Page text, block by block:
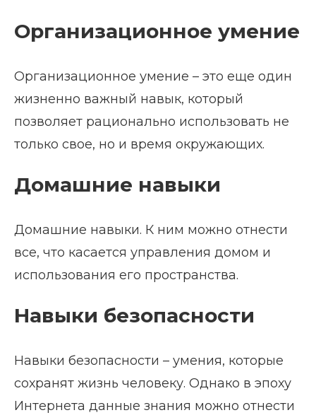
Организационное умение
Организационное умение – это еще один
жизненно важный навык, который
позволяет рационально использовать не
только свое, но и время окружающих.
Домашние навыки
Домашние навыки. К ним можно отнести
все, что касается управления домом и
использования его пространства.
Навыки безопасности
Навыки безопасности – умения, которые
сохранят жизнь человеку. Однако в эпоху
Интернета данные знания можно отнести